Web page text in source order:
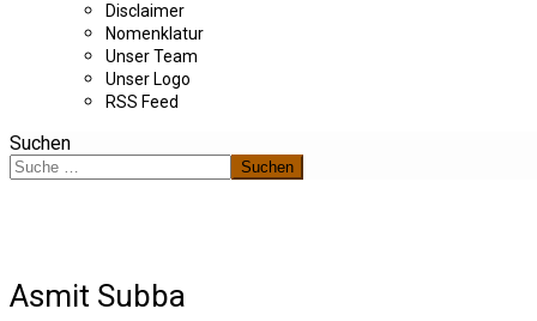
Disclaimer
Nomenklatur
Unser Team
Unser Logo
RSS Feed
Suchen
Suchen
Asmit Subba